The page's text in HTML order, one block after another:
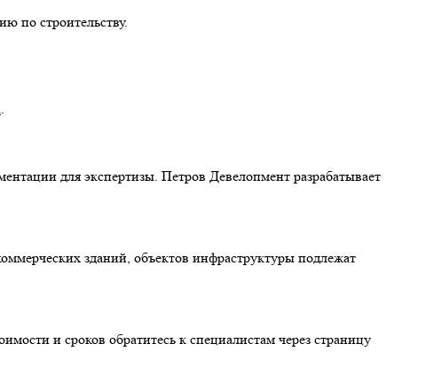
по строительству.
.
для экспертизы. Петров Девелопмент разрабатывает
зданий, объектов инфраструктуры подлежат
и сроков обратитесь к специалистам через страницу